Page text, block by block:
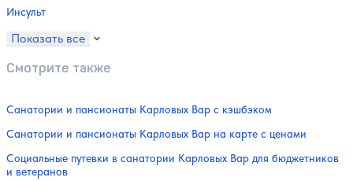
Инсульт
Показать все
Смотрите также
Санатории и пансионаты Карловых Вар с кэшбэком
Санатории и пансионаты Карловых Вар на карте с ценами
Социальные путевки в санатории Карловых Вар для бюджетников
и ветеранов